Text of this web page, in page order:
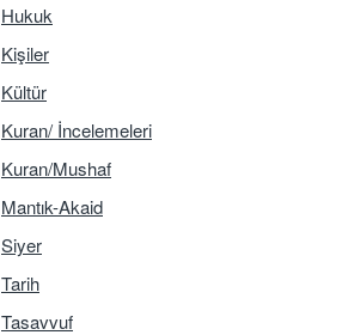
Hukuk
Kişiler
Kültür
Kuran/ İncelemeleri
Kuran/Mushaf
Mantık-Akaid
Siyer
Tarih
Tasavvuf